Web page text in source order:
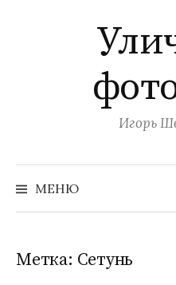
к
с
р
Игорь
МЕНЮ
Метка: Сетунь